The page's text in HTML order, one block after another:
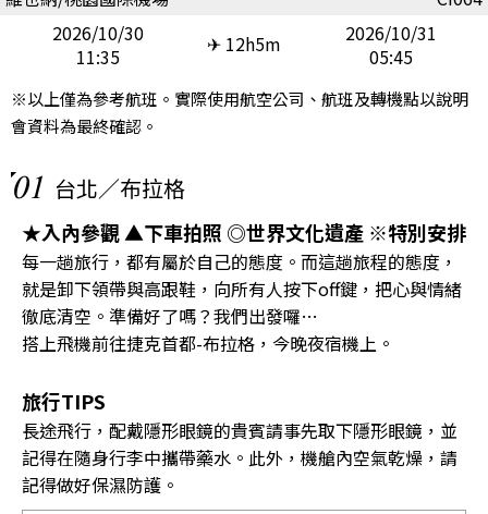
2026/10/30
11:35
✈ 12h5m
2026/10/31
05:45
※以上僅為參考航班。實際使用航空公司、航班及轉機點以說明
會資料為最終確認。
01 台北／布拉格
★入內參觀 ▲下車拍照 ◎世界文化遺產 ※特別安排
每一趟旅行，都有屬於自己的態度。而這趟旅程的態度，
就是卸下領帶與高跟鞋，向所有人按下off鍵，把心與情緒
徹底清空。準備好了嗎？我們出發囉…
搭上飛機前往捷克首都-布拉格，今晚夜宿機上。
旅行TIPS
長途飛行，配戴隱形眼鏡的貴賓請事先取下隱形眼鏡，並
記得在隨身行李中攜帶藥水。此外，機艙內空氣乾燥，請
記得做好保濕防護。